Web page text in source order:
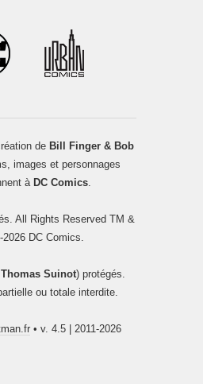
de Bill Finger & Bob
images et personnages
à DC Comics.
All Rights Reserved TM &
DC Comics.
Thomas Suinot) protégés.
ou totale interdite.
• v. 4.5 | 2011-2026